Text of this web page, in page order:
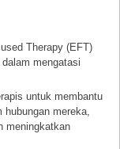
Therapy (EFT)
mengatasi
untuk membantu
hubungan mereka,
meningkatkan